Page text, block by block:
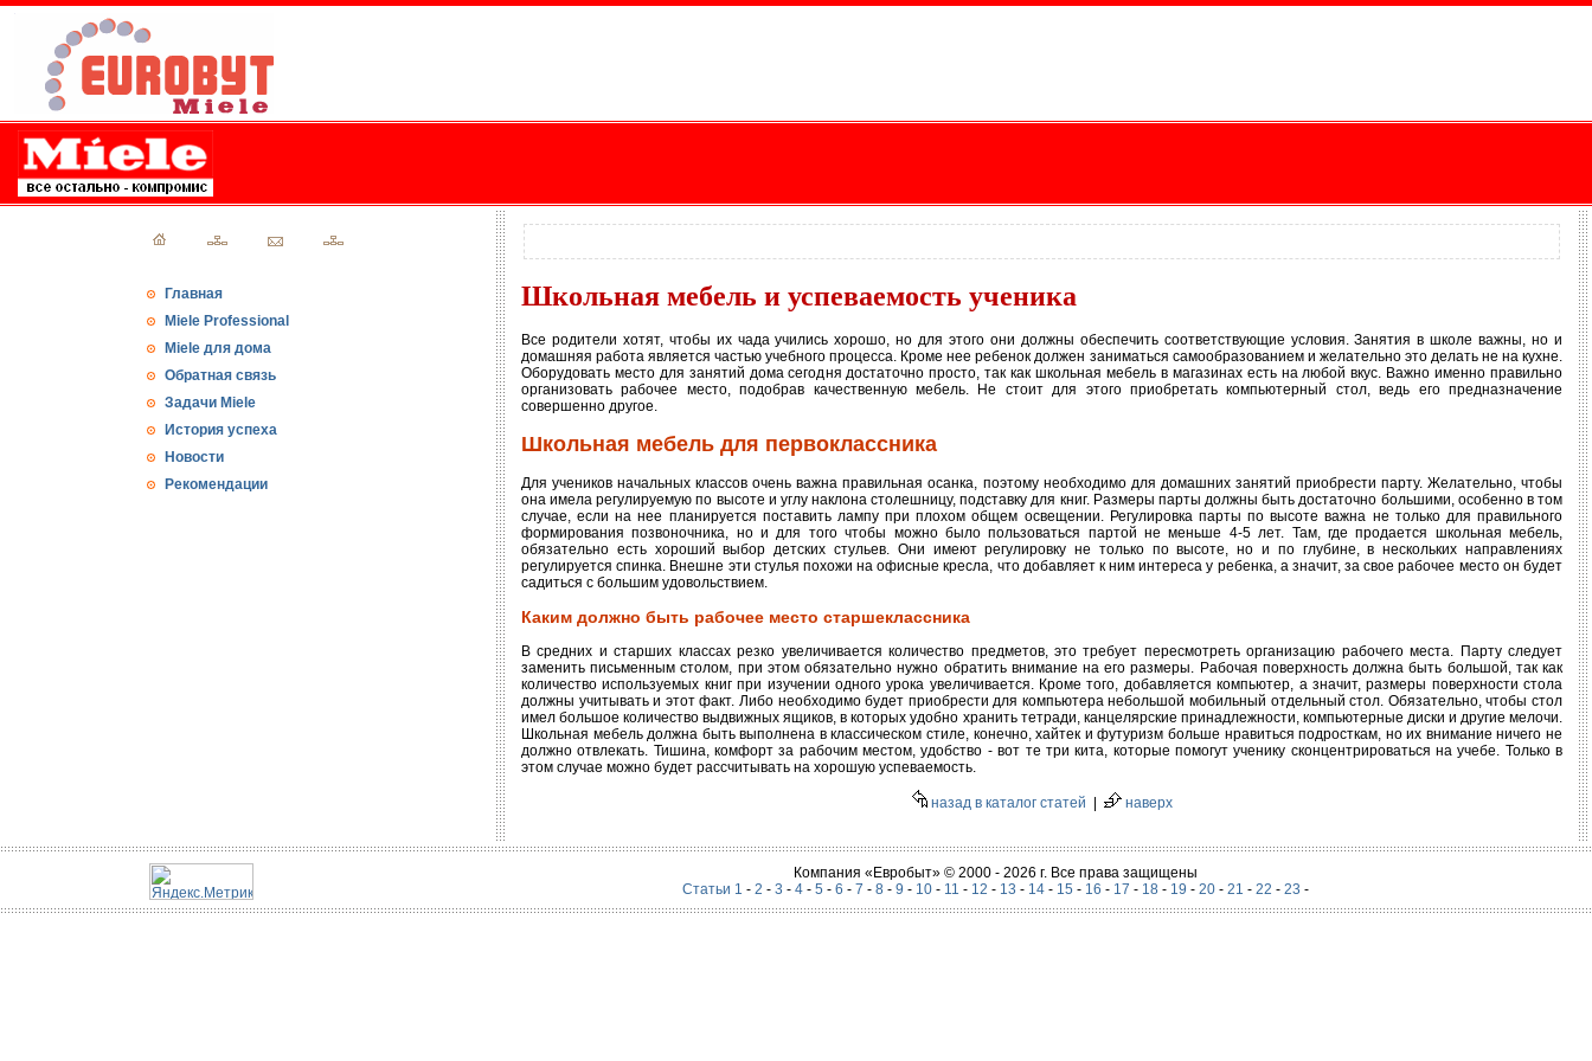
Главная
Miele Professional
Miele для дома
Обратная связь
Задачи Miele
История успеха
Новости
Рекомендации
Школьная мебель и успеваемость ученика
Все родители хотят, чтобы их чада учились хорошо, но для этого они должны обеспечить соответствующие условия. Занятия в школе важны, но и
домашняя работа является частью учебного процесса. Кроме нее ребенок должен заниматься самообразованием и желательно это делать не на кухне.
Оборудовать место для занятий дома сегодня достаточно просто, так как школьная мебель в магазинах есть на любой вкус. Важно именно правильно
организовать рабочее место, подобрав качественную мебель. Не стоит для этого приобретать компьютерный стол, ведь его предназначение
совершенно другое.
Школьная мебель для первоклассника
Для учеников начальных классов очень важна правильная осанка, поэтому необходимо для домашних занятий приобрести парту. Желательно, чтобы
она имела регулируемую по высоте и углу наклона столешницу, подставку для книг. Размеры парты должны быть достаточно большими, особенно в том
случае, если на нее планируется поставить лампу при плохом общем освещении. Регулировка парты по высоте важна не только для правильного
формирования позвоночника, но и для того чтобы можно было пользоваться партой не меньше 4-5 лет. Там, где продается школьная мебель,
обязательно есть хороший выбор детских стульев. Они имеют регулировку не только по высоте, но и по глубине, в нескольких направлениях
регулируется спинка. Внешне эти стулья похожи на офисные кресла, что добавляет к ним интереса у ребенка, а значит, за свое рабочее место он будет
садиться с большим удовольствием.
Каким должно быть рабочее место старшеклассника
В средних и старших классах резко увеличивается количество предметов, это требует пересмотреть организацию рабочего места. Парту следует
заменить письменным столом, при этом обязательно нужно обратить внимание на его размеры. Рабочая поверхность должна быть большой, так как
количество используемых книг при изучении одного урока увеличивается. Кроме того, добавляется компьютер, а значит, размеры поверхности стола
должны учитывать и этот факт. Либо необходимо будет приобрести для компьютера небольшой мобильный отдельный стол. Обязательно, чтобы стол
имел большое количество выдвижных ящиков, в которых удобно хранить тетради, канцелярские принадлежности, компьютерные диски и другие мелочи.
Школьная мебель должна быть выполнена в классическом стиле, конечно, хайтек и футуризм больше нравиться подросткам, но их внимание ничего не
должно отвлекать. Тишина, комфорт за рабочим местом, удобство - вот те три кита, которые помогут ученику сконцентрироваться на учебе. Только в
этом случае можно будет рассчитывать на хорошую успеваемость.
назад в каталог статей наверх
Компания «Евробыт» © 2000 - 2026 г. Все права защищены
Статьи 1 - 2 - 3 - 4- 5 - 6 - 7 - 8- 9 - 10- 11 - 12 - 13 - 14- 15 - 16 - 17 - 18- 19 - 20- 21 - 22 - 23 -